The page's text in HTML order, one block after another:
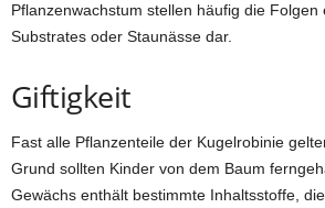
Pflanzenwachstum stellen häufig die Folgen
Substrates oder Staunässe dar.
Giftigkeit
Fast alle Pflanzenteile der Kugelrobinie
Grund sollten Kinder von dem Baum
Gewächs enthält bestimmte Inhaltsstoffe,